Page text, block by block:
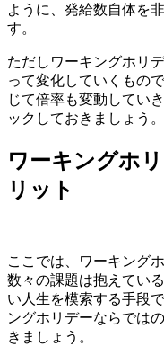
ように、発給数自体を
す。
ただしワーキングホリ
って変化していくもの
じて倍率も変動してい
ックしておきましょう。
ワーキングホ
リット
ここでは、ワーキング
数々の課題は抱えてい
い人生を模索する手段
ングホリデーならでは
きましょう。